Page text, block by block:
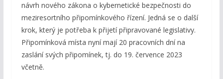
návrh nového zákona o kybernetické bezpečnosti do
meziresortního připomínkového řízení. Jedná se o další
krok, který je potřeba k přijetí připravované legislativy.
Připomínková místa nyní mají 20 pracovních dní na
zaslání svých připomínek, tj. do 19. července 2023
včetně.